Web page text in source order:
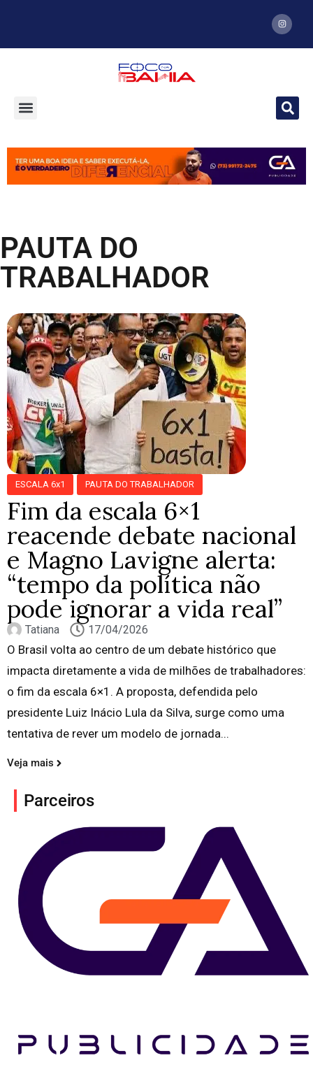
PAUTA DO
TRABALHADOR
ESCALA 6x1 PAUTA DO TRABALHADOR
Fim da escala 6×1
reacende debate nacional
e Magno Lavigne alerta:
“tempo da política não
pode ignorar a vida real”
Tatiana 17/04/2026
O Brasil volta ao centro de um debate histórico que
impacta diretamente a vida de milhões de trabalhadores:
o fim da escala 6×1. A proposta, defendida pelo
presidente Luiz Inácio Lula da Silva, surge como uma
tentativa de rever um modelo de jornada...
Veja mais
Parceiros